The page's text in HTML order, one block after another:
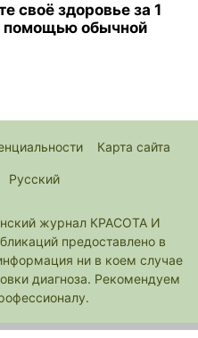
своё здоровье за 1
помощью обычной
Карта сайта
Русский
журнал КРАСОТА И
предоставлено в
ни в коем случае
диагноза. Рекомендуем